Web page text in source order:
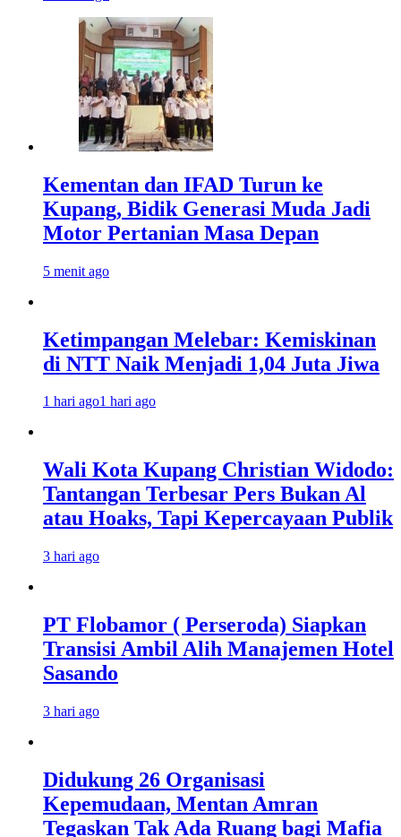
Kementan dan IFAD Turun ke
Kupang, Bidik Generasi Muda Jadi
Motor Pertanian Masa Depan
5 menit ago
Ketimpangan Melebar: Kemiskinan
di NTT Naik Menjadi 1,04 Juta Jiwa
1 hari ago1 hari ago
Wali Kota Kupang Christian Widodo:
Tantangan Terbesar Pers Bukan Al
atau Hoaks, Tapi Kepercayaan Publik
3 hari ago
PT Flobamor ( Perseroda) Siapkan
Transisi Ambil Alih Manajemen Hotel
Sasando
3 hari ago
Didukung 26 Organisasi
Kepemudaan, Mentan Amran
Tegaskan Tak Ada Ruang bagi Mafia